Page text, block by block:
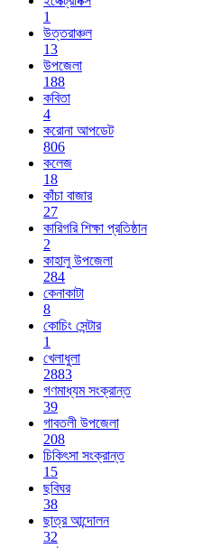
1
উত্তরাঞ্চল
13
উপজেলা
188
কবিতা
4
করোনা আপডেট
806
কলেজ
18
কাঁচা বাজার
27
কারিগরি শিক্ষা প্রতিষ্ঠান
2
কাহালু উপজেলা
284
কেনাকাটা
8
কোচিং সেন্টার
1
খেলাধুলা
2883
গণমাধ্যম সংক্রান্ত
39
গাবতলী উপজেলা
208
চিকিৎসা সংক্রান্ত
15
ছবিঘর
38
ছাত্র আন্দোলন
32